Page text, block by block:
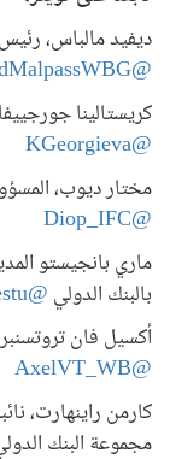
ديفيد مالباس،
@DavidMalpassWBG
كريستالينا
@KGeorgieva
مختار ديوب،
@Diop_IFC
ماري بانجيستو
بالبنك الدولي @Mari_Pangestu
أكسيل فان
@AxelVT_WB
كارمن راينهارت،
مجموعة البنك